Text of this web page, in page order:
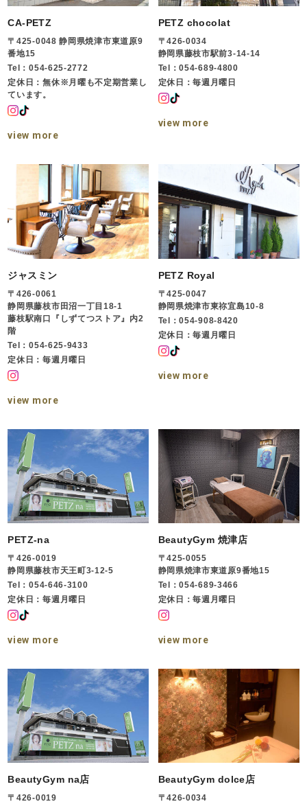
CA-PETZ
〒425-0048 静岡県焼津市東道原9
番地15
Tel：054-625-2772
定休日：無休※月曜も不定期営業し
ています。
view more
PETZ chocolat
〒426-0034
静岡県藤枝市駅前3-14-14
Tel：054-689-4800
定休日：毎週月曜日
view more
ジャスミン
〒426-0061
静岡県藤枝市田沼一丁目18-1
藤枝駅南口『しずてつストア』内2
階
Tel：054-625-9433
定休日：毎週月曜日
view more
PETZ Royal
〒425-0047
静岡県焼津市東祢宜島10-8
Tel：054-908-8420
定休日：毎週月曜日
view more
PETZ-na
〒426-0019
静岡県藤枝市天王町3-12-5
Tel：054-646-3100
定休日：毎週月曜日
view more
BeautyGym 焼津店
〒425-0055
静岡県焼津市東道原9番地15
Tel：054-689-3466
定休日：毎週月曜日
view more
BeautyGym na店
〒426-0019
BeautyGym dolce店
〒426-0034